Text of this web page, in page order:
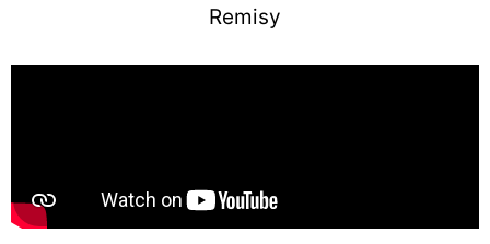
Remisy